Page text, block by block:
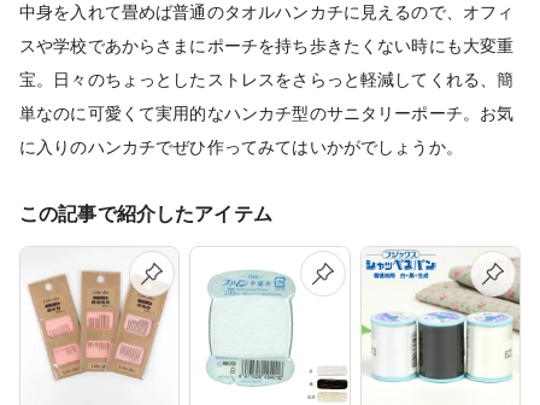
中身を入れて畳めば普通のタオルハンカチに見えるので、オフィ
スや学校であからさまにポーチを持ち歩きたくない時にも大変重
宝。日々のちょっとしたストレスをさらっと軽減してくれる、簡
単なのに可愛くて実用的なハンカチ型のサニタリーポーチ。お気
に入りのハンカチでぜひ作ってみてはいかがでしょうか。
この記事で紹介したアイテム